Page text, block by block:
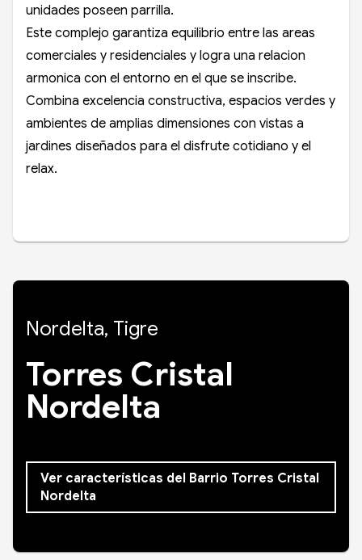
unidades poseen parrilla.
Este complejo garantiza equilibrio entre las areas
comerciales y residenciales y logra una relacion
armonica con el entorno en el que se inscribe.
Combina excelencia constructiva, espacios verdes y
ambientes de amplias dimensiones con vistas a
jardines diseñados para el disfrute cotidiano y el
relax.
Nordelta, Tigre
Torres Cristal
Nordelta
Ver características del Barrio Torres Cristal
Nordelta